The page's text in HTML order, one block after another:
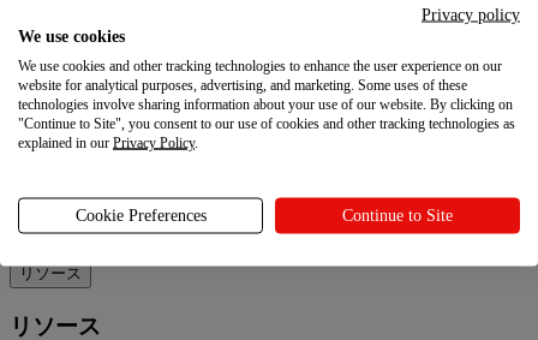
オリジナル商品を作成
デザイン作成ツール
マーケティングを学ぶ
ブログ
リソース
リソース
Privacy policy
We use cookies
We use cookies and other tracking technologies to enhance the user experience on our
website for analytical purposes, advertising, and marketing. Some uses of these
technologies involve sharing information about your use of our website. By clicking on
"Continue to Site", you consent to our use of cookies and other tracking technologies as
explained in our Privacy Policy.
Cookie Preferences Continue to Site